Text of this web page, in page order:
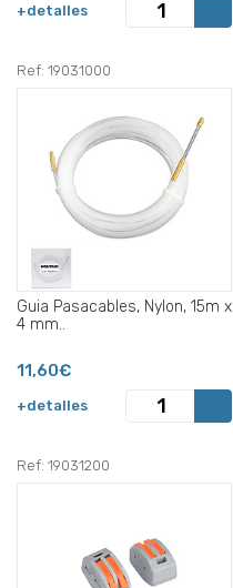
+detalles
Ref: 19031000
Guia Pasacables, Nylon, 15m x
4 mm..
11,60€
+detalles
Ref: 19031200